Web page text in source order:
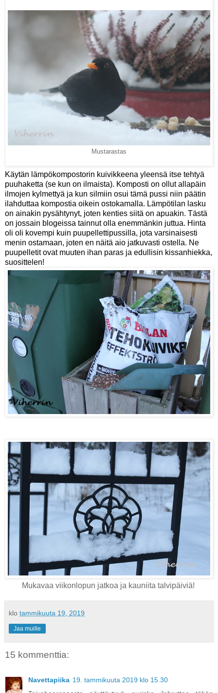
Mustarastas
Käytän lämpökompostorin kuivikkeena yleensä itse tehtyä
puuhaketta (se kun on ilmaista). Komposti on ollut allapäin
ilmojen kylmettyä ja kun silmiin osui tämä pussi niin päätin
ilahduttaa kompostia oikein ostokamalla. Lämpötilan lasku
on ainakin pysähtynyt, joten kenties siitä on apuakin. Tästä
on jossain blogeissa tainnut olla enemmänkin juttua. Hinta
oli oli kovempi kuin puupellettipussilla, jota varsinaisesti
menin ostamaan, joten en näitä aio jatkuvasti ostella. Ne
puupelletit ovat muuten ihan paras ja edullisin kissanhiekka,
suosittelen!
Mukavaa viikonlopun jatkoa ja kauniita talvipäiviä!
klo tammikuuta 19, 2019
Jaa muille
15 kommenttia:
Navettapiika 19. tammikuuta 2019 klo 15.30